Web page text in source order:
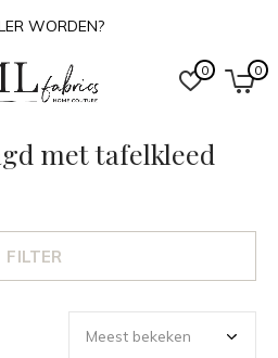
0 0
WORDEN?
met tafelkleed
FILTER